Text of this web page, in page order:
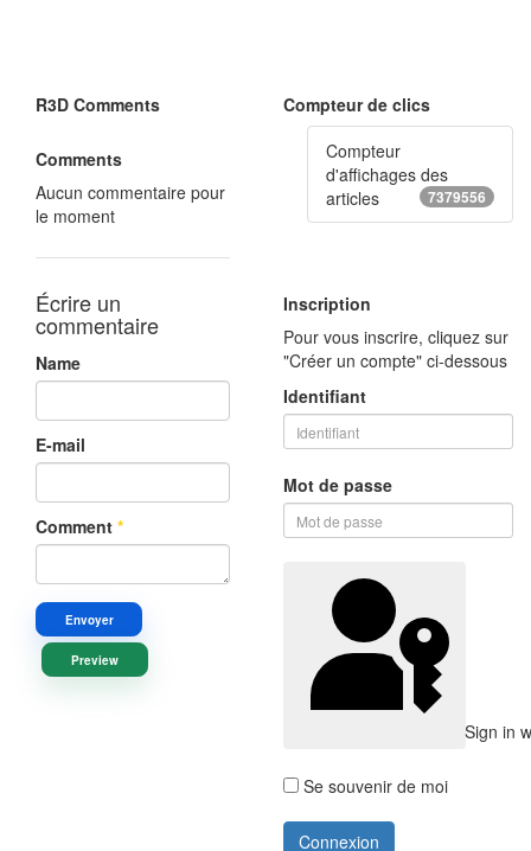
R3D Comments
Comments
Aucun commentaire pour
le moment
Écrire un
commentaire
Name
E-mail
Comment *
Envoyer
Preview
Compteur de clics
Compteur
d'affichages des
articles
7379556
Inscription
Pour vous inscrire, cliquez sur
"Créer un compte" ci-dessous
Identifiant
Mot de passe
Sign in
Se souvenir de moi